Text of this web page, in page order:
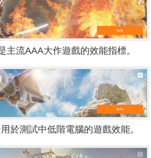
主流AAA大作遊戲的效能指標。
於測試中低階電腦的遊戲效能。